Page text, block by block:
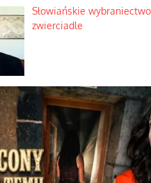
Duchowa apteczka bez
podróbek